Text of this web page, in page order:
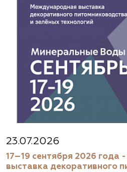
23.07.2026
17–19 сентября 2026 года
выставка декоративного